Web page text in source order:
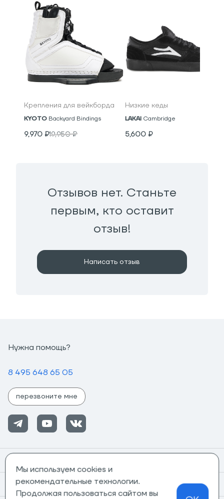
Крепления для вейкборда
KYOTO Backyard Bindings
9,970 ₽19,950₽
Низкие кеды
LAKAI Cambridge
5,600 ₽
Отзывов нет. Станьте
первым, кто оставит
отзыв!
Написать отзыв
Нужна помощь?
8 495 648 65 05
перезвоните мне
Информация
Мы используем cookies и
рекомендательные технологии.
Продолжая пользоваться сайтом вы